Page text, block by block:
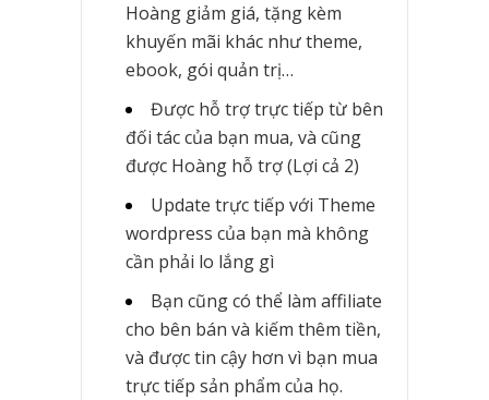
Hoàng giảm giá, tặng kèm
khuyến mãi khác như theme,
ebook, gói quản trị…
Được hỗ trợ trực tiếp từ bên
đối tác của bạn mua, và cũng
được Hoàng hỗ trợ (Lợi cả 2)
Update trực tiếp với Theme
wordpress của bạn mà không
cần phải lo lắng gì
Bạn cũng có thể làm affiliate
cho bên bán và kiếm thêm tiền,
và được tin cậy hơn vì bạn mua
trực tiếp sản phẩm của họ.